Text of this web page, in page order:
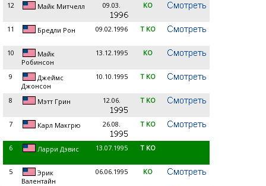
12 Майк Митчелл 09.03. KO
11 Бредли Рон 09.02.1996 T KO
10
Майк
Робинсон
13.12.1995 KO
9
Джеймс
Джонсон
10.10.1995 T KO
8 Мэтт Грин 12.06. T KO
7 Карл Макгрю 26.08. T KO
6 Ларри Дэвис 13.07.1995 T KO
5
Эрик
Валентайн
06.06.1995 KO